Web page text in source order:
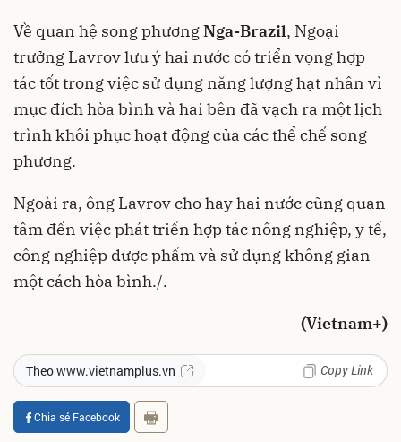
Về quan hệ song phươngNga-Brazil, Ngoại
trưởng Lavrov lưu ý hai nước có triển vọng hợp
tác tốt trong việc sử dụng năng lượng hạt nhân vì
mục đích hòa bình và hai bên đã vạch ra một lịch
trình khôi phục hoạt động của các thể chế song
phương.
Ngoài ra, ông Lavrov cho hay hai nước cũng quan
tâm đến việc phát triển hợp tác nông nghiệp, y tế,
công nghiệp dược phẩm và sử dụng không gian
một cách hòa bình./.
(Vietnam+)
Theo www.vietnamplus.vn Copy Link
Chia sẻ Facebook